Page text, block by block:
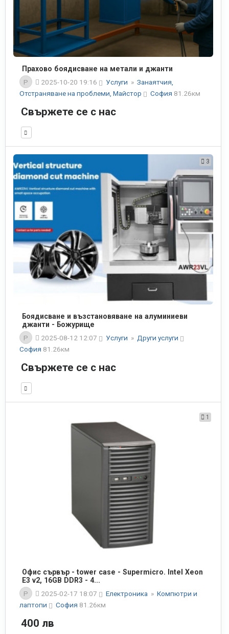
Прахово боядисване на метали и джанти
P
2025-10-20 19:16 Услуги » Занаятчия,
Отстраняване на проблеми, Майстор
София 81.26км
Свържете се с нас
3
Боядисване и възстановяване на алуминиеви
джанти - Божурище
P
2025-08-12 12:07 Услуги » Други услуги
София 81.26км
Свържете се с нас
1
Офис сървър - tower case - Supermicro. Intel Xeon
E3 v2, 16GB DDR3 - 4...
P
2025-02-17 18:07 Електроника » Компютри и
лаптопи
София 81.26км
400 лв